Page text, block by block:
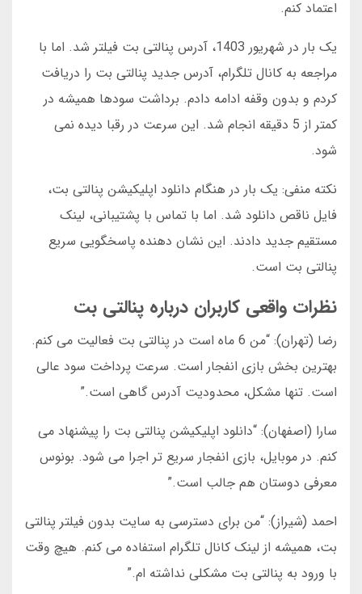
اعتماد کنم.
یک بار در شهریور 1403، آدرس پنالتی بت فیلتر شد. اما با
مراجعه به کانال تلگرام، آدرس جدید پنالتی بت را دریافت
کردم و بدون وقفه ادامه دادم. برداشت سودها همیشه در
کمتر از 5 دقیقه انجام شد. این سرعت در رقبا دیده نمی
شود.
نکته منفی: یک بار در هنگام دانلود اپلیکیشن پنالتی بت،
فایل ناقص دانلود شد. اما با تماس با پشتیبانی، لینک
مستقیم جدید دادند. این نشان دهنده پاسخگویی سریع
پنالتی بت است.
نظرات واقعی کاربران درباره پنالتی بت
رضا (تهران): “من 6 ماه است در پنالتی بت فعالیت می کنم.
بهترین بخش بازی انفجار است. سرعت پرداخت سود عالی
است. تنها مشکل، محدودیت آدرس گاهی است.”
سارا (اصفهان): “دانلود اپلیکیشن پنالتی بت را پیشنهاد می
کنم. در موبایل، بازی انفجار سریع تر اجرا می شود. بونوس
معرفی دوستان هم جالب است.”
احمد (شیراز): “من برای دسترسی به سایت بدون فیلتر پنالتی
بت، همیشه از لینک کانال تلگرام استفاده می کنم. هیچ وقت
با ورود به پنالتی بت مشکلی نداشته ام.”